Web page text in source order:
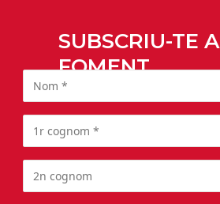
SUBSCRIU-TE A
FOMENT